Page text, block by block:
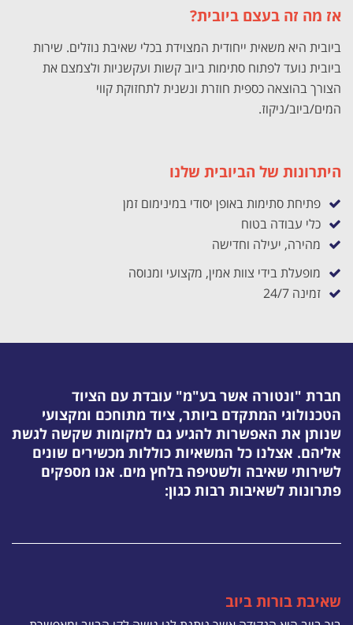
אז מה זה בעצם ביובית?
ביובית היא משאית ייחודית המצוידת בכלי שאיבת נוזלים. שירות
ביובית נועד לפתוח סתימות ביוב קשות ועקשניות ולצמצם את
הצורך בהוצאה כספית חוזרת ונשנית לתחזוקת קווי
המים/ביוב/ניקוז.
היתרונות של הביובית שלנו
פתיחת סתימות באופן יסודי במינימום זמן
כלי עבודה בטוח
מהירה, יעילה וחדישה
מופעלת בידי צוות אמין, מקצועי ומנוסה
זמינה 24/7
חברת "ונטורה אשר בע"מ" עובדת עם הציוד
הטכנולוגי המתקדם ביותר, ציוד מתוחכם ומקצועי
שנותן את האפשרות להגיע גם למקומות שקשה לגשת
אליהם. אצלנו כל המשאיות כוללות מכשירים שונים
לשירותי שאיבה ולשטיפה בלחץ מים. אנו מספקים
פתרונות לשאיבות רבות כגון:
שאיבת בורות ביוב